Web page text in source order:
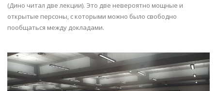
(Дино читал две лекции). Это две невероятно мощные и
открытые персоны, с которыми можно было свободно
пообщаться между докладами.